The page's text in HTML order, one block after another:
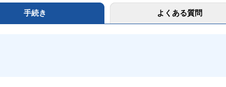
手続き よくある質問